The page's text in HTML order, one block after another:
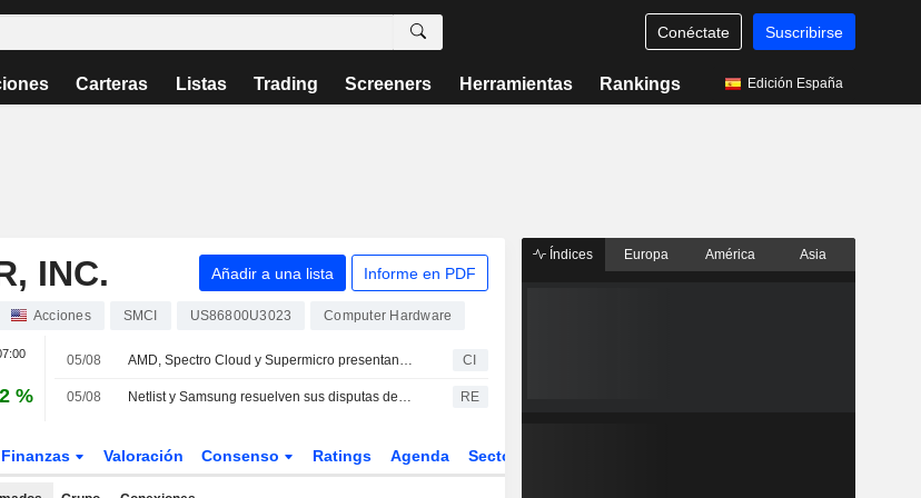
Conéctate Suscribirse
Carteras Listas Trading Screeners Herramientas Rankings Edición España
INC. Añadir a una lista Informe en PDF
Acciones SMCI US86800U3023 Computer Hardware
%
05/08 AMD, Spectro Cloud y Supermicro presentan AMD Instinct Coder, una solución de inferencia de IA para empresas CI
05/08 Netlist y Samsung resuelven sus disputas de patentes con un nuevo acuerdo de memorias a cinco años RE
Finanzas Valoración Consenso Ratings Agenda Sector
Índices Europa América Asia